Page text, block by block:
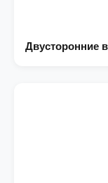
Двусторонние